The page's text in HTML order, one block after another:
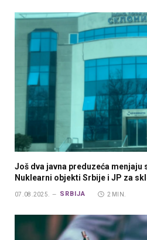
Još dva javna preduzeća menjaju
Nuklearni objekti Srbije i JP za
07.08.2025. SRBIJA 2 MIN.